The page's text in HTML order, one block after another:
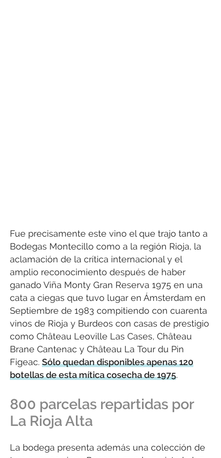
Fue precisamente este vino el que trajo tanto a
Bodegas Montecillo como a la región Rioja, la
aclamación de la crítica internacional y el
amplio reconocimiento después de haber
ganado Viña Monty Gran Reserva 1975 en una
cata a ciegas que tuvo lugar en Ámsterdam en
Septiembre de 1983 compitiendo con cuarenta
vinos de Rioja y Burdeos con casas de prestigio
como Château Leoville Las Cases, Château
Brane Cantenac y Château La Tour du Pin
Figeac. Sólo quedan disponibles apenas 120
botellas de esta mítica cosecha de 1975.
800 parcelas repartidas por
La Rioja Alta
La bodega presenta además una colección de